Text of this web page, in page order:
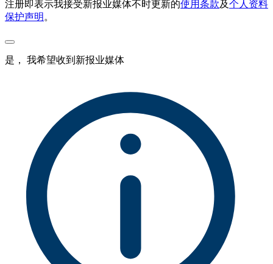
注册即表示我接受新报业媒体不时更新的使用条款及个人资料
保护声明 。
是， 我希望收到新报业媒体